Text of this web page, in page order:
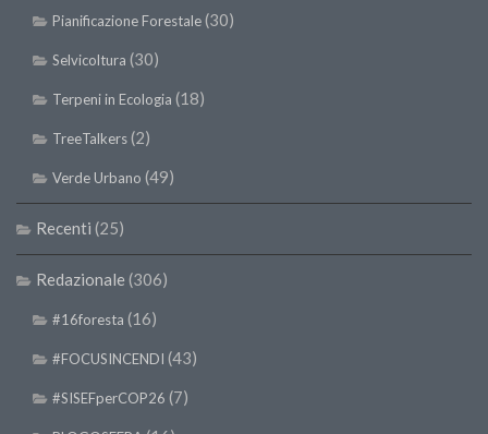
Pianificazione Forestale(30)
Selvicoltura (30)
Terpeni in Ecologia (18)
TreeTalkers(2)
Verde Urbano (49)
Recenti (25)
Redazionale (306)
#16foresta (16)
#FOCUSINCENDI (43)
#SISEFperCOP26 (7)